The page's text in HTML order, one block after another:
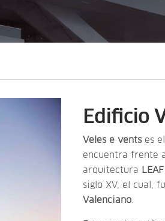
Edificio
Veles e vents es
encuentra frente
arquitectura
siglo XV, el cual,
Valenciano.